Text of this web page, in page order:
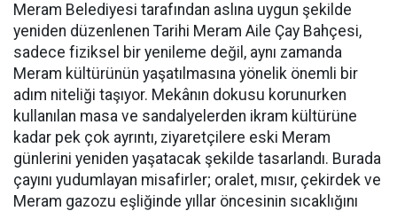
Meram Belediyesi tarafından aslına uygun şekilde
yeniden düzenlenen Tarihi Meram Aile Çay Bahçesi,
sadece fiziksel bir yenileme değil, aynı zamanda
Meram kültürünün yaşatılmasına yönelik önemli bir
adım niteliği taşıyor. Mekânın dokusu korunurken
kullanılan masa ve sandalyelerden ikram kültürüne
kadar pek çok ayrıntı, ziyaretçilere eski Meram
günlerini yeniden yaşatacak şekilde tasarlandı. Burada
çayını yudumlayan misafirler; oralet, mısır, çekirdek ve
Meram gazozu eşliğinde yıllar öncesinin sıcaklığını